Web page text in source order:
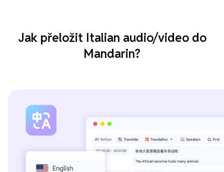
Jak přeložit Italian audio/video do
Mandarin?